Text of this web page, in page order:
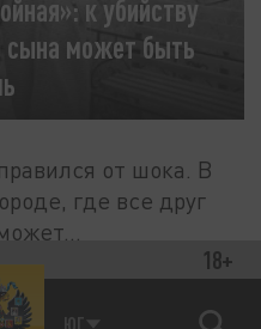
18+
ЮГ
к убийству
сына может быть
от шока. В
где все друг